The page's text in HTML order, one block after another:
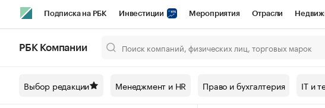
Подписка на РБК Инвестиции Мероприятия Отрасли
Спецпроекты СПб Конференции СПб Спецпроекты Проверка
РБК Компании
Выбор редакции Менеджмент и HR Право и бухгалтерия IT и